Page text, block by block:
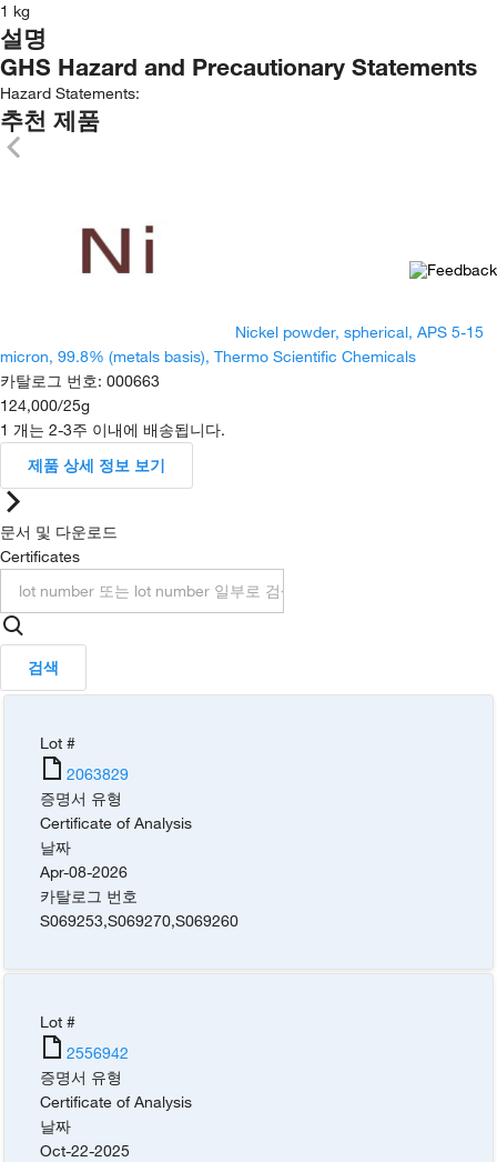
1 kg
설명
GHS Hazard and Precautionary Statements
Hazard Statements:
추천 제품
Nickel powder, spherical, APS 5-15
micron, 99.8% (metals basis), Thermo Scientific Chemicals
카탈로그 번호: 000663
124,000/25g
1 개는 2-3주 이내에 배송됩니다.
제품 상세 정보 보기
문서 및 다운로드
Certificates
검색
Lot #
2063829
증명서 유형
Certificate of Analysis
날짜
Apr-08-2026
카탈로그 번호
S069253,S069270,S069260
Lot #
2556942
증명서 유형
Certificate of Analysis
날짜
Oct-22-2025